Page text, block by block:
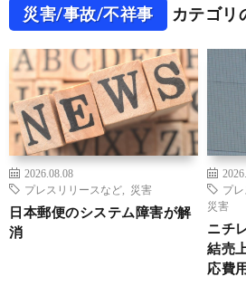
災害/事故/不祥事 カテゴリ
2026.08.08
プレスリリースなど
災害
日本郵便のシステム障害が解
消
プ
災害
ニチ
結売
応費